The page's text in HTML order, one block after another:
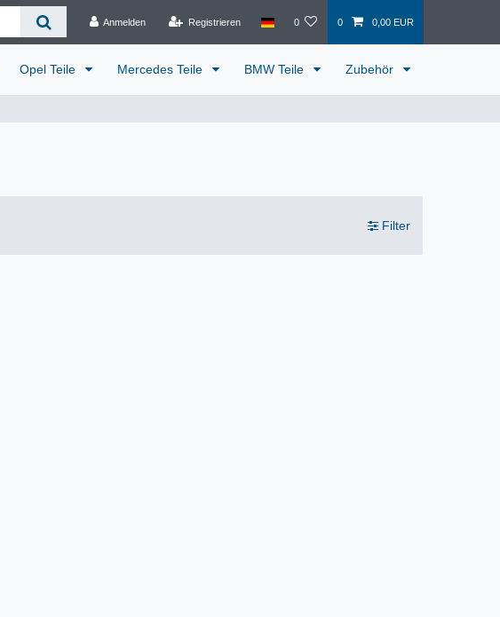
Anmelden Registrieren 0 0 0,00 EUR
Opel Teile Mercedes Teile BMW Teile Zubehör
Filter